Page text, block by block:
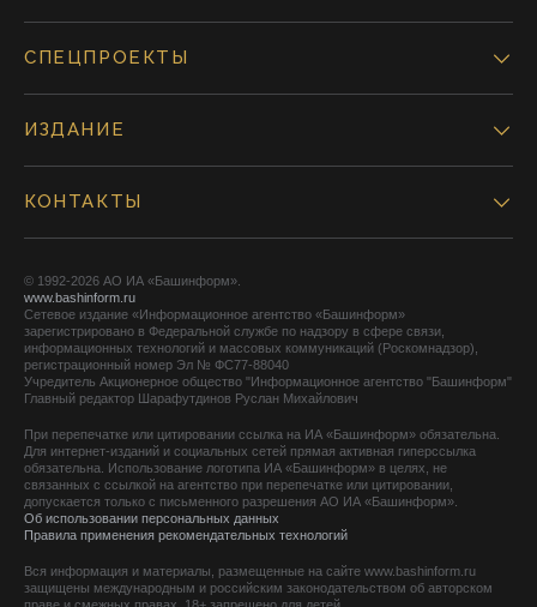
СПЕЦПРОЕКТЫ
ИЗДАНИЕ
КОНТАКТЫ
© 1992-2026 АО ИА «Башинформ».
www.bashinform.ru
Сетевое издание «Информационное агентство «Башинформ»
зарегистрировано в Федеральной службе по надзору в сфере связи,
информационных технологий и массовых коммуникаций (Роскомнадзор),
регистрационный номер Эл № ФС77-88040
Учредитель Акционерное общество "Информационное агентство "Башинформ"
Главный редактор Шарафутдинов Руслан Михайлович
При перепечатке или цитировании ссылка на ИА «Башинформ» обязательна.
Для интернет-изданий и социальных сетей прямая активная гиперссылка
обязательна. Использование логотипа ИА «Башинформ» в целях, не
связанных с ссылкой на агентство при перепечатке или цитировании,
допускается только с письменного разрешения АО ИА «Башинформ».
Об использовании персональных данных
Правила применения рекомендательных технологий
Вся информация и материалы, размещенные на сайте www.bashinform.ru
защищены международным и российским законодательством об авторском